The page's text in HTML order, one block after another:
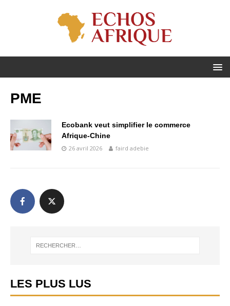
PME
Ecobank veut simplifier le commerce
Afrique-Chine
26 avril 2026 faird adebie
LES PLUS LUS